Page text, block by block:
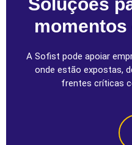
Soluções
momentos
A Sofist pode apoiar
onde estão expostas,
frentes críticas